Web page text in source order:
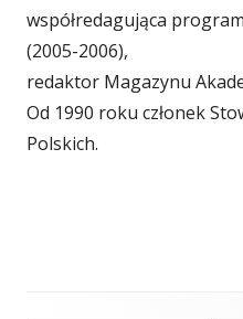
współredagująca
(2005-2006),
redaktor Magazynu
Od 1990 roku członek
Polskich.